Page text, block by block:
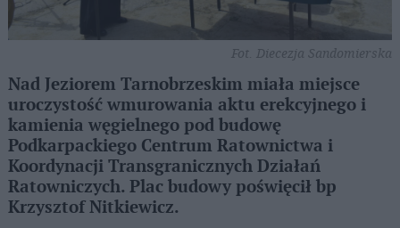
Fot. Diecezja Sandomierska
Nad Jeziorem Tarnobrzeskim miała miejsce
uroczystość wmurowania aktu erekcyjnego i
kamienia węgielnego pod budowę
Podkarpackiego Centrum Ratownictwa i
Koordynacji Transgranicznych Działań
Ratowniczych. Plac budowy poświęcił bp
Krzysztof Nitkiewicz.